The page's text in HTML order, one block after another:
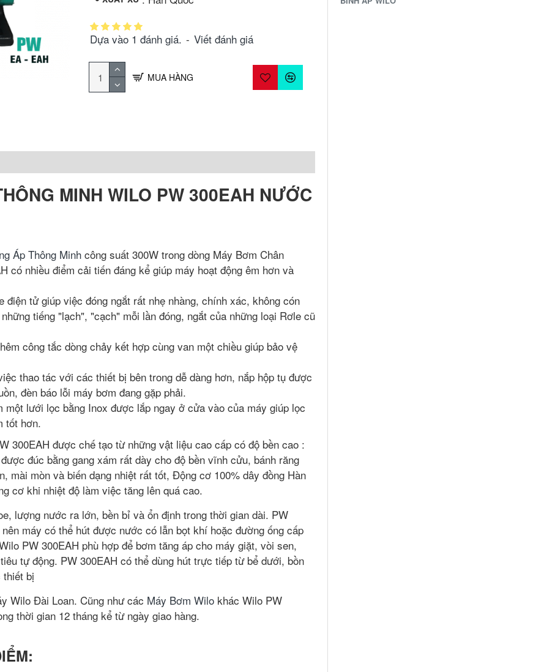
Dựa vào 1 đánh giá. - Viết đánh giá
MUA HÀNG
MINH WILO PW 300EAH NƯỚC
Áp Thông Minh công suất 300W trong dòng Máy Bơm Chân
có nhiều điểm cải tiến đáng kể giúp máy hoạt động êm hơn và
tử giúp việc đóng ngắt rất nhẹ nhàng, chính xác, không cón
tiếng "lạch", "cạch" mỗi lần đóng, ngắt của những loại Rơle cũ
công tắc dòng chảy kết hợp cùng van một chiều giúp bảo vệ
thao tác với các thiết bị bên trong dễ dàng hơn, nắp hộp tụ được
đèn báo lỗi máy bơm đang gặp phải.
lưới lọc bằng Inox được lắp ngay ở cửa vào của máy giúp lọc
tốt hơn.
300EAH được chế tạo từ những vật liệu cao cấp có độ bền cao :
đúc bằng gang xám rất dày cho độ bền vĩnh cửu, bánh răng
mài mòn và biến dạng nhiệt rất tốt, Động cơ 100% dây đồng Hàn
cơ khi nhiệt độ làm việc tăng lên quá cao.
lượng nước ra lớn, bền bỉ và ổn định trong thời gian dài. PW
nên máy có thể hút được nước có lẫn bọt khí hoặc đường ống cấp
PW 300EAH phù hợp để bơm tăng áp cho máy giặt, vòi sen,
tự động. PW 300EAH có thể dùng hút trực tiếp từ bể dưới, bồn
bị
Wilo Đài Loan. Cũng như các Máy Bơm Wilo khác Wilo PW
thời gian 12 tháng kể từ ngày giao hàng.